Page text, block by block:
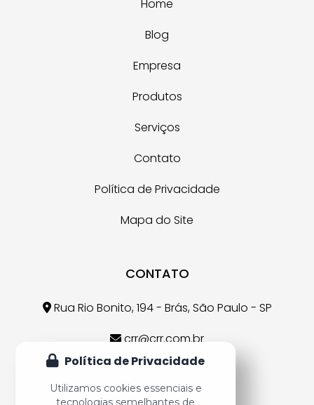
Home
Blog
Empresa
Produtos
Serviços
Contato
Política de Privacidade
Mapa do Site
CONTATO
Rua Rio Bonito, 194 - Brás, São Paulo - SP
crr@crr.com.br
(11) 3926-7607
Política de Privacidade
Utilizamos cookies essenciais e
tecnologias semelhantes de